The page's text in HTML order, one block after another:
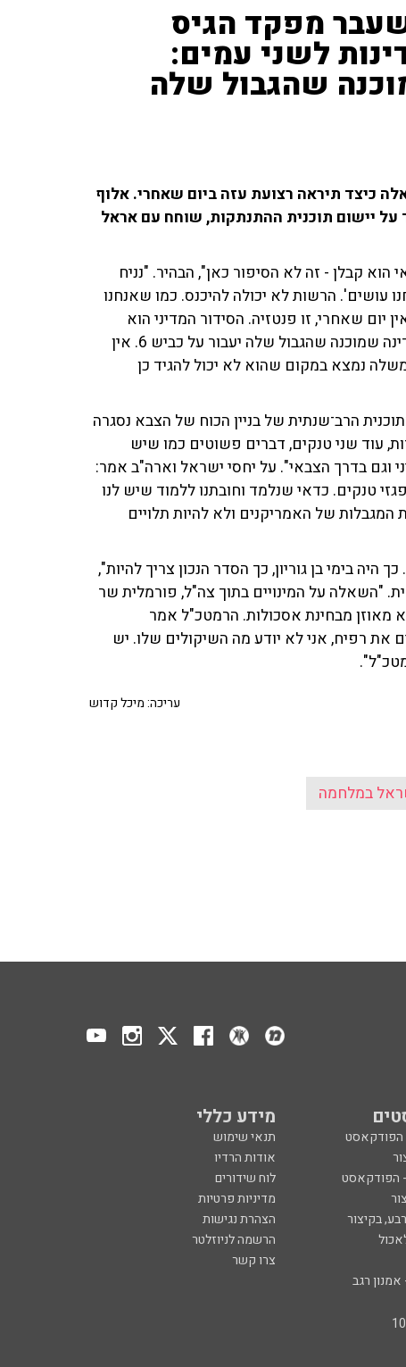
מפקד הגיס
לשני עמים:
שהגבול שלה
שזהו יומה ה־218, עולה השאלה כיצד תיראה רצועת עזה ביום שאחרי. אלוף
יישום תוכנית ההתנתקות, שוחח עם אראל
הוא קבלן - זה לא הסיפור כאן", הבהיר. "נניח
הרשות לא יכולה להיכנס. כמו שאנחנו
יום שאחרי, זו פנטזיה. הסידור המדיני הוא
עסקת חבילה עם מדינה פלסטינית. זה קטסטרופה. אין מדינה שמוכנה שהגבול שלה יעבור על כביש 6. אין
נמצא במקום שהוא לא יכול להגיד כן
הרב־שנתית של בניין הכוח של הצבא נסגרה
עוד שני טנקים, דברים פשוטים כמו שיש
וגם בדרך הצבאי". על יחסי ישראל וארה"ב אמר:
טנקים. כדאי שנלמד וחובתנו ללמוד שיש לנו
המגבלות של האמריקנים ולא להיות תלויים
בימי בן גוריון, כך הסדר הנכון צריך להיות",
"השאלה על המינויים בתוך צה"ל, פורמלית שר
מאוזן מבחינת אסכולות. הרמטכ"ל אמר
את רפיח, אני לא יודע מה השיקולים שלו. יש
עריכה: מיכל קדוש
במלחמה
מידע כללי
תנאי שימוש
אודות הרדיו
- הפודקאסט
לוח שידורים
מדיניות פרטיות
בקיצור
הצהרת נגישות
הרשמה לניוזלטר
צרו קשר
רגב